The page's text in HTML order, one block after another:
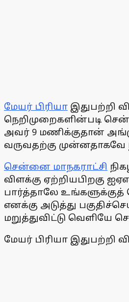
மேயர் பிரியா இதுபற்றி
நெறிமுறைகளின்படி
அவர் 9 மணிக்குதான்
வருவதற்கு
சென்னை மாநகராட்சி
விளக்கு ஏற்றியபிறகு
பார்த்தாலே உங்களுக்குத்
எனக்கு அடுத்து
மறுத்துவிட்டு வெளியே
மேயர் பிரியா இதுபற்றி